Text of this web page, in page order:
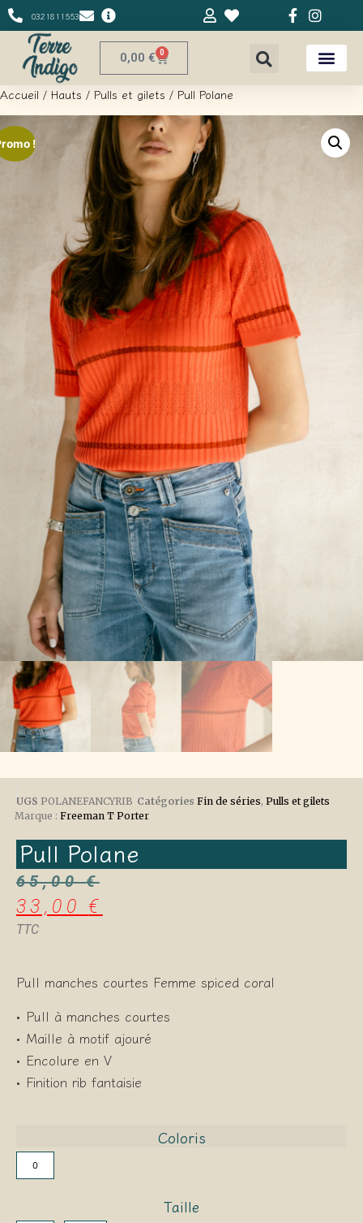
0321811553
0,00 € 0
Accueil / Hauts / Pulls et gilets / Pull Polane
!
UGS POLANEFANCYRIB Catégories Fin de séries, Pulls et gilets
Marque : Freeman T Porter
Pull Polane
65,00€
33,00€
TTC
Pull manches courtes Femme spiced coral
• Pull à manches courtes
• Maille à motif ajouré
• Encolure en V
• Finition rib fantaisie
Coloris
0
Taille